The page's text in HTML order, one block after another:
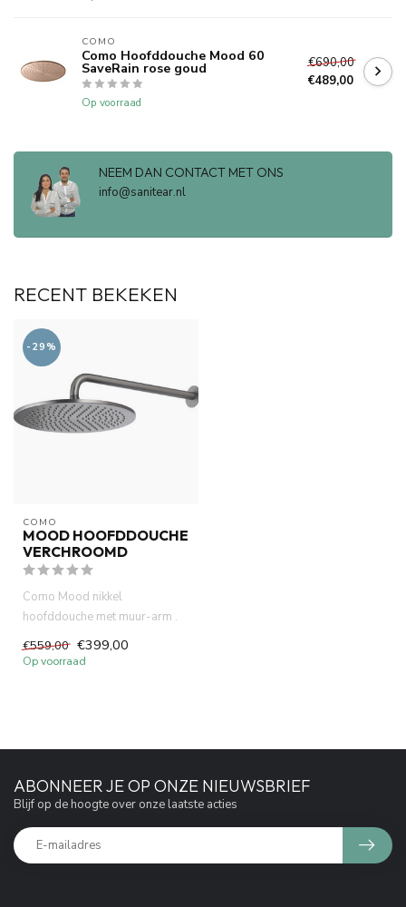
COMO
Como Hoofddouche Mood 60
SaveRain rose goud
Op voorraad
€690,00
€489,00
NEEM DAN CONTACT MET ONS
info@sanitear.nl
RECENT BEKEKEN
-29%
COMO
MOOD HOOFDDOUCHE
VERCHROOMD
Como Mood nikkel
hoofddouche met muur-arm .
De hoofddouche heeft een
diameter v...
€559,00 €399,00
Op voorraad
ABONNEER JE OP ONZE NIEUWSBRIEF
Blijf op de hoogte over onze laatste acties